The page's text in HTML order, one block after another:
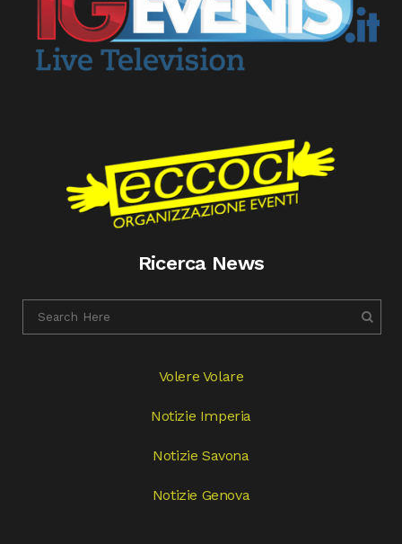
Ricerca News
Volere Volare
Notizie Imperia
Notizie Savona
Notizie Genova